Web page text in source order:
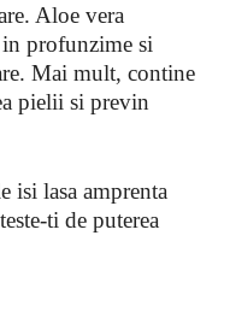
Aloe vera
in profunzime si
Mai mult, contine
pielii si previn
isi lasa amprenta
ti de puterea